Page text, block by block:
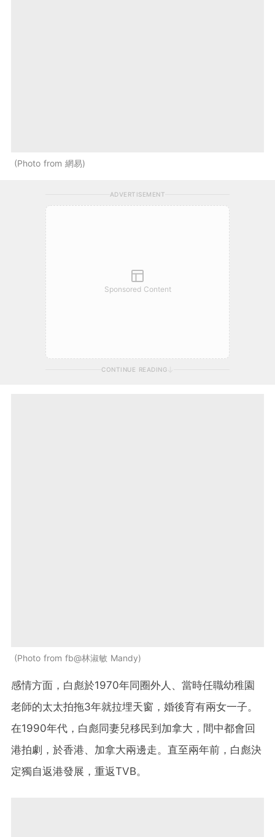
Photo from 網易
ADVERTISEMENT
Sponsored Content
CONTINUE READING
Photo from fb@林淑敏 Mandy
感情方面，白彪於1970年同圈外人、當時任職幼稚園
老師的太太拍拖3年就拉埋天窗，婚後育有兩女一子。
在1990年代，白彪同妻兒移民到加拿大，間中都會回
港拍劇，於香港、加拿大兩邊走。直至兩年前，白彪決
定獨自返港發展，重返TVB。